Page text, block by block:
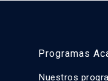
Programas
Nuestros